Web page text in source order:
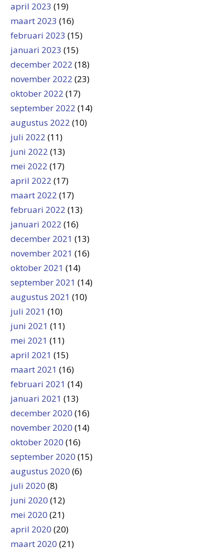
april 2023 (19)
maart 2023 (16)
februari 2023 (15)
januari 2023 (15)
december 2022 (18)
november 2022 (23)
oktober 2022 (17)
september 2022 (14)
augustus 2022 (10)
juli 2022 (11)
juni 2022 (13)
mei 2022 (17)
april 2022 (17)
maart 2022 (17)
februari 2022 (13)
januari 2022 (16)
december 2021 (13)
november 2021 (16)
oktober 2021 (14)
september 2021 (14)
augustus 2021 (10)
juli 2021 (10)
juni 2021 (11)
mei 2021 (11)
april 2021 (15)
maart 2021 (16)
februari 2021 (14)
januari 2021 (13)
december 2020 (16)
november 2020 (14)
oktober 2020 (16)
september 2020 (15)
augustus 2020 (6)
juli 2020 (8)
juni 2020 (12)
mei 2020 (21)
april 2020 (20)
maart 2020 (21)